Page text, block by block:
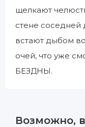
щелкают
стене соседней
встают дыбом
очей, что уже
БЕЗДНЫ.
Возможно,